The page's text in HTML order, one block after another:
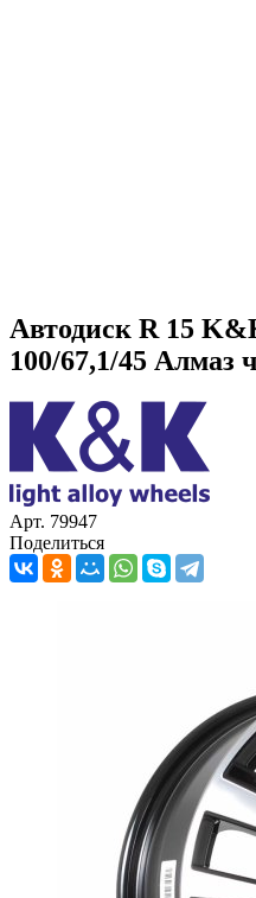
Автодиск R 15
100/67,1/45 Алмаз
Арт. 79947
Поделиться